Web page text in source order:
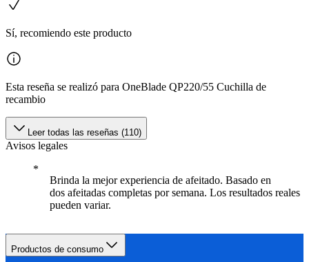
Sí, recomiendo este producto
Esta reseña se realizó para OneBlade QP220/55 Cuchilla de
recambio
Leer todas las reseñas (110)
Avisos legales
Brinda la mejor experiencia de afeitado. Basado en
dos afeitadas completas por semana. Los resultados reales
pueden variar.
Productos de consumo